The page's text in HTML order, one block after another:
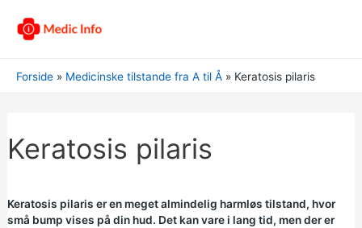
Forside Medicinske tilstande fra A til Å Keratosis pilaris
Keratosis pilaris
Keratosis pilaris er en meget almindelig harmløs tilstand, hvor
små bump vises på din hud. Det kan vare i lang tid, men der er